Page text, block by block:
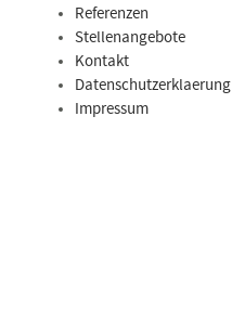
Referenzen
Stellenangebote
Kontakt
Datenschutzerklaerung
Impressum